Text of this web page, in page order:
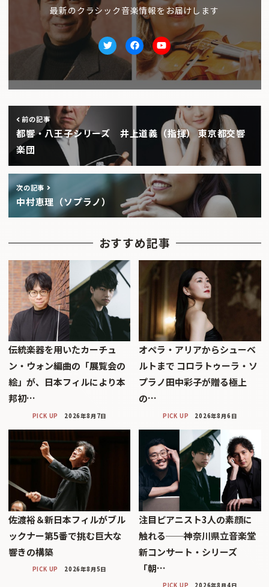
最新のクラシック音楽情報をお届けします
TwitterfacebookYoutube
前の記事
都響・八王子シリーズ 井上道義（指揮） 東京都交響
楽団
次の記事
中村恵理（ソプラノ）
おすすめ記事
伝統楽器を用いたカーチュ
ン・ウォン編曲の「展覧会の
絵」が、日本フィルにより本
邦初…
PICK UP 2026年8月7日
オペラ・アリアからシューベ
ルトまで コロラトゥーラ・ソ
プラノ田中彩子が贈る極上
の…
PICK UP 2026年8月6日
佐渡裕＆新日本フィルがブル
ックナー第5番で挑む巨大な
響きの構築
PICK UP 2026年8月5日
注目ピアニスト3人の素顔に
触れる──神奈川県立音楽堂
新コンサート・シリーズ
「朝…